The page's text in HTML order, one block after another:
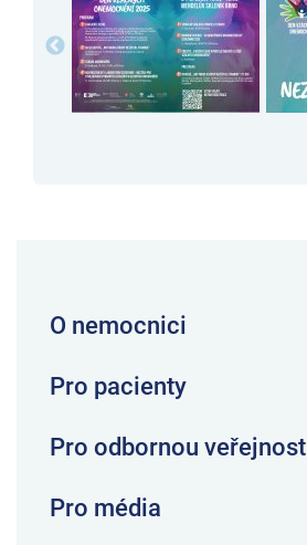
O nemocnici
Pro pacienty
Pro odbornou veřejnost
Pro média